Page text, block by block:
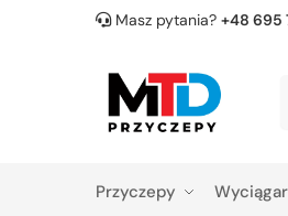
Masz pytania? +48 695
Przyczepy